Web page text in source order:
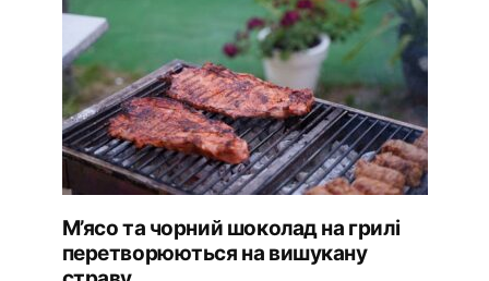
М’ясо та чорний шоколад на грилі
перетворюються на вишукану